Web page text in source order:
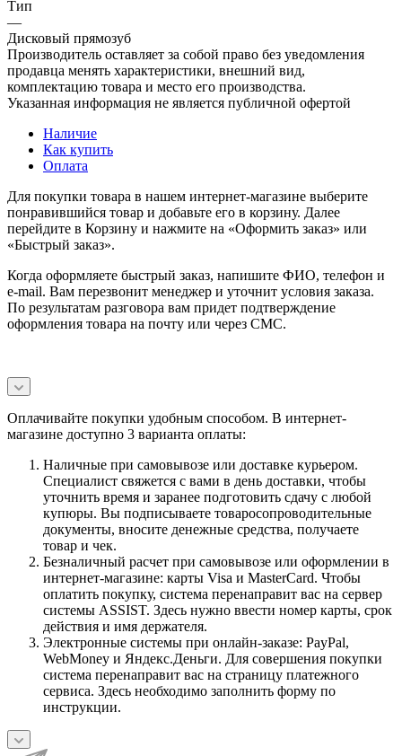
Тип
—
Дисковый прямозуб
Производитель оставляет за собой право без уведомления
продавца менять характеристики, внешний вид,
комплектацию товара и место его производства.
Указанная информация не является публичной офертой
Наличие
Как купить
Оплата
Для покупки товара в нашем интернет-магазине выберите
понравившийся товар и добавьте его в корзину. Далее
перейдите в Корзину и нажмите на «Оформить заказ» или
«Быстрый заказ».
Когда оформляете быстрый заказ, напишите ФИО, телефон и
e-mail. Вам перезвонит менеджер и уточнит условия заказа.
По результатам разговора вам придет подтверждение
оформления товара на почту или через СМС.
Оплачивайте покупки удобным способом. В интернет-
магазине доступно 3 варианта оплаты:
Наличные при самовывозе или доставке курьером.
Специалист свяжется с вами в день доставки, чтобы
уточнить время и заранее подготовить сдачу с любой
купюры. Вы подписываете товаросопроводительные
документы, вносите денежные средства, получаете
товар и чек.
Безналичный расчет при самовывозе или оформлении в
интернет-магазине: карты Visa и MasterCard. Чтобы
оплатить покупку, система перенаправит вас на сервер
системы ASSIST. Здесь нужно ввести номер карты, срок
действия и имя держателя.
Электронные системы при онлайн-заказе: PayPal,
WebMoney и Яндекс.Деньги. Для совершения покупки
система перенаправит вас на страницу платежного
сервиса. Здесь необходимо заполнить форму по
инструкции.